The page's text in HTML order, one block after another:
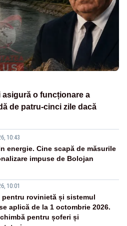
o funcționare a
de patru-cinci zile dacă
10:43
energie. Cine scapă de măsurile
impuse de Bolojan
10:01
pentru rovinietă și sistemul
aplică de la 1 octombrie 2026.
pentru șoferi și